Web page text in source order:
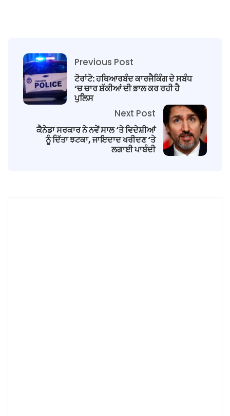
Previous Post
ਟੋਰਾਂਟੋ: ਹਥਿਆਰਬੰਦ ਕਾਰਜੈਕਿੰਗ ਦੇ ਸਬੰਧ
‘ਚ ਚਾਰ ਸ਼ੱਕੀਆਂ ਦੀ ਭਾਲ ਕਰ ਰਹੀ ਹੈ
ਪੁਲਿਸ
Next Post
ਕੈਨੇਡਾ ਸਰਕਾਰ ਨੇ ਨਵੇਂ ਸਾਲ ‘ਤੇ ਵਿਦੇਸ਼ੀਆਂ
ਨੂੰ ਦਿੱਤਾ ਝਟਕਾ, ਜਾਇਦਾਦ ਖਰੀਦਣ ‘ਤੇ
ਲਗਾਈ ਪਾਬੰਦੀ